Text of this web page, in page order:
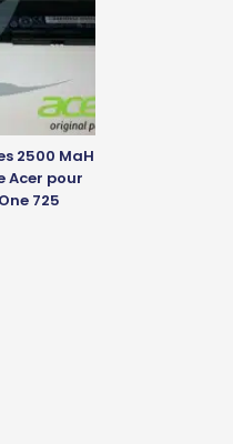
2500 MaH
Acer pour
725